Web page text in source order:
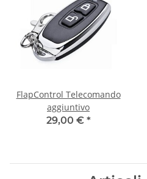
FlapControl Telecomando
aggiuntivo
29,00 € *